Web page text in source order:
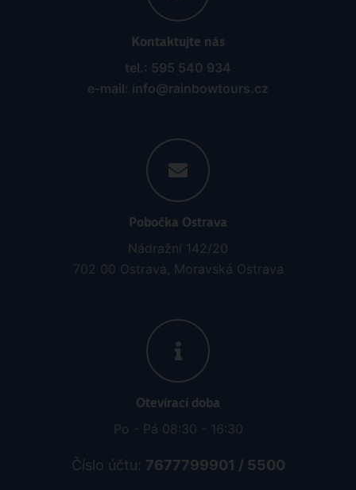
Kontaktujte nás
tel.: 595 540 934
e-mail: info@rainbowtours.cz
Pobočka Ostrava
Nádražní 142/20
702 00 Ostrava, Moravská Ostrava
Otevírací doba
Po - Pá 08:30 - 16:30
Číslo účtu: 7677799901 / 5500